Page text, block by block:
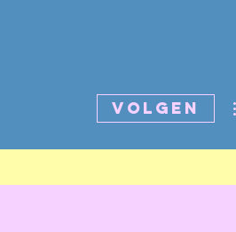
Volgen